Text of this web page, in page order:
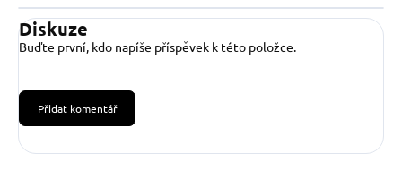
Diskuze
Buďte první, kdo napíše příspěvek k této položce.
Přidat komentář